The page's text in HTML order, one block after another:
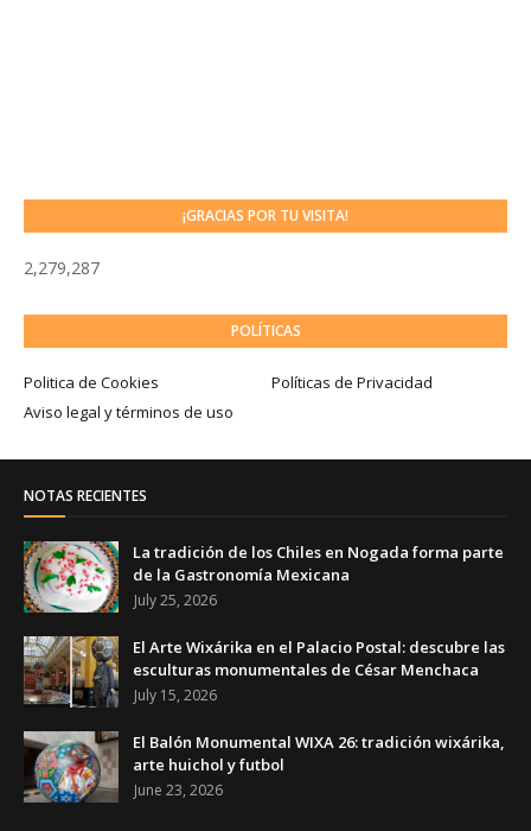
¡GRACIAS POR TU VISITA!
2,279,287
POLÍTICAS
Politica de Cookies
Políticas de Privacidad
Aviso legal y términos de uso
NOTAS RECIENTES
La tradición de los Chiles en Nogada forma parte
de la Gastronomía Mexicana
July 25, 2026
El Arte Wixárika en el Palacio Postal: descubre las
esculturas monumentales de César Menchaca
July 15, 2026
El Balón Monumental WIXA 26: tradición wixárika,
arte huichol y futbol
June 23, 2026